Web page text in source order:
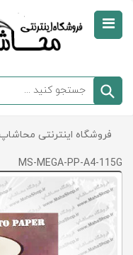
سبد
خالی
است
فروشگاه اینترنتی محاشاپ
MS-MEGA-PP-A4-115G